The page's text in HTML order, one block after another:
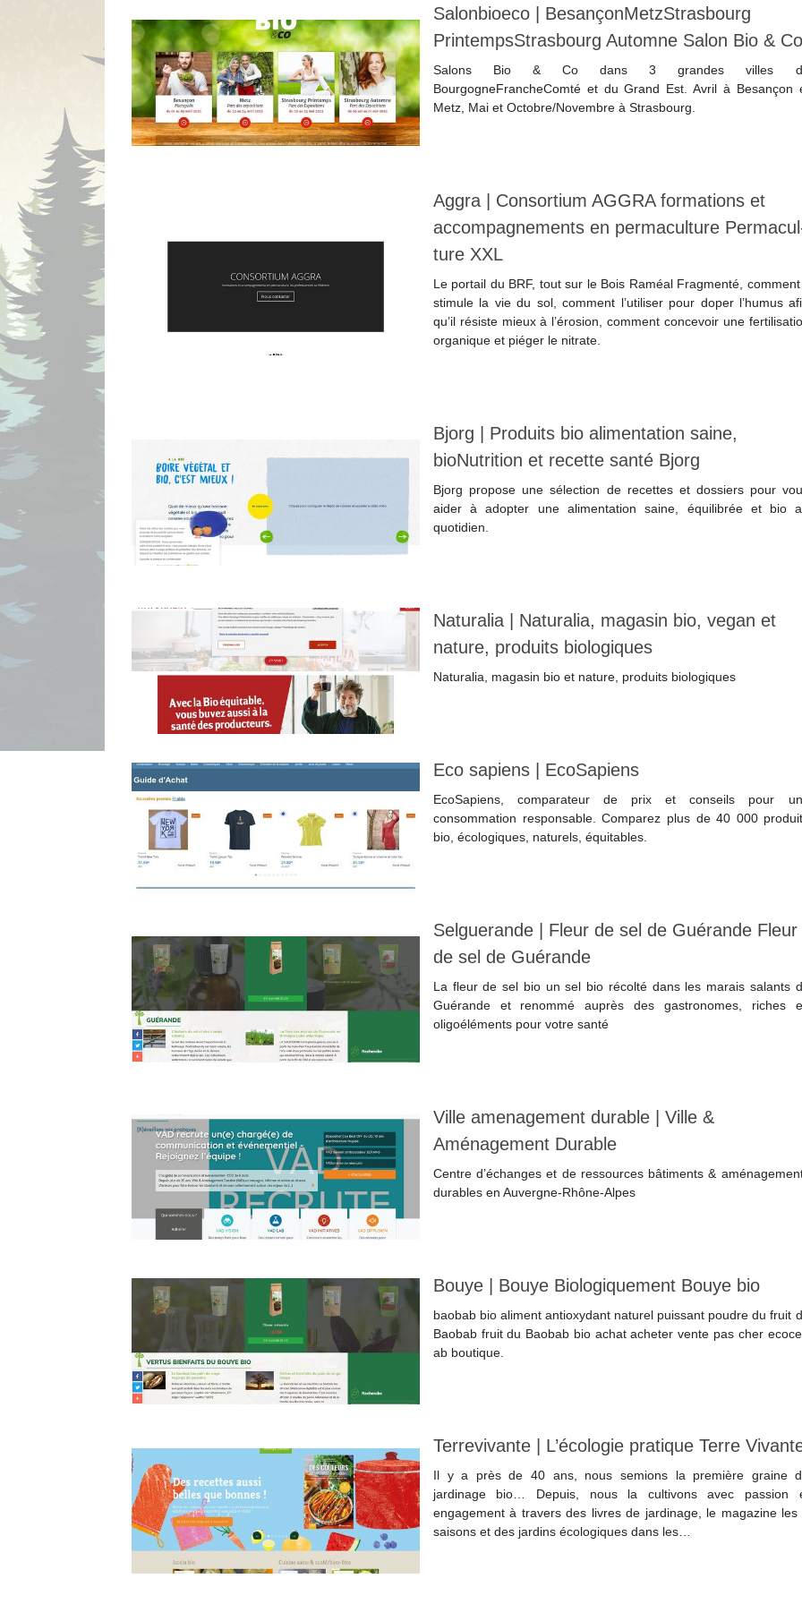
Salonbioeco | BesançonMetzStrasbourg
PrintempsStrasbourg Automne Salon Bio & Co
Salons Bio & Co dans 3 grandes villes
BourgogneFrancheComté et du Grand Est. Avril à Besançon
Metz, Mai et Octobre/Novembre à Strasbourg.
Aggra | Consortium AGGRA formations et
accom­pag­ne­ments en per­macul­tu­re
tu­re XXL
Le portail du BRF, tout sur le Bois Raméal Fragmenté,
stimule la vie du sol, comment l’utiliser pour doper l’humus
qu’il résiste mieux à l’érosion, comment concevoir une
organique et piéger le nitrate.
Bjorg | Produits bio alimen­ta­tion saine,
bioNutrition et recette santé Bjorg
Bjorg propose une sélection de recettes et dossiers pour
aider à adopter une alimentation saine, équilibrée et bio
quotidien.
Naturalia | Naturalia, magasin bio, vegan et
nature, produits biologiques
Naturalia, magasin bio et nature, produits biologiques
Eco sapiens | EcoSapiens
EcoSapiens, comparateur de prix et conseils pour
consommation responsable. Comparez plus de 40 000
bio, écologiques, naturels, équitables.
Selguerande | Fleur de sel de Guérande Fleur
de sel de Guérande
La fleur de sel bio un sel bio récolté dans les marais salants
Guérande et renommé auprès des gastronomes, riches
oligoéléments pour votre santé
Ville amenagement durable | Ville &
Aménagement Durable
Centre d’échanges et de ressources bâtiments &
durables en Auvergne‑Rhône‑Alpes
Bouye | Bouye Biologique­ment Bouye bio
baobab bio aliment antioxydant naturel puissant poudre du fruit
Baobab fruit du Baobab bio achat acheter vente pas cher
ab boutique.
Ter­revi­van­te | L’écologie pratique Terre
Il y a près de 40 ans, nous semions la première graine
jardinage bio… Depuis, nous la cultivons avec passion
engagement à travers des livres de jardinage, le magazine les
saisons et des jardins écologiques dans les…